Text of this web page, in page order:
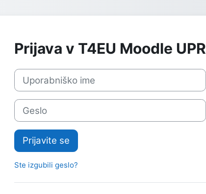
Prijava v T4EU Moodle UPR
Uporabniško ime
Geslo
Prijavite se
Ste izgubili geslo?